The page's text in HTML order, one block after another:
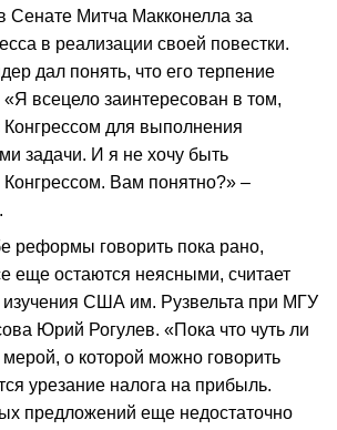
Сенате Митча Макконелла за
в реализации своей повестки.
дал понять, что его терпение
«Я всецело заинтересован в том,
Конгрессом для выполнения
задачи. И я не хочу быть
Вам понятно?» –
реформы говорить пока рано,
еще остаются неясными, считает
изучения США им. Рузвельта при МГУ
Юрий Рогулев. «Пока что чуть ли
о которой можно говорить
урезание налога на прибыль.
предложений еще недостаточно